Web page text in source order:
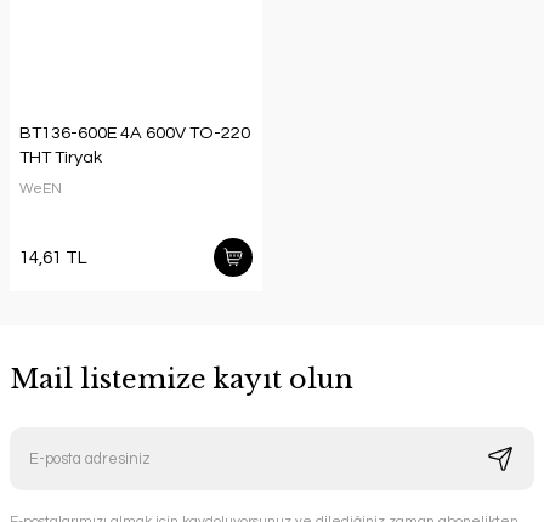
BT136-600E 4A 600V TO-220
THT Tiryak
WeEN
14,61 TL
Mail listemize kayıt olun